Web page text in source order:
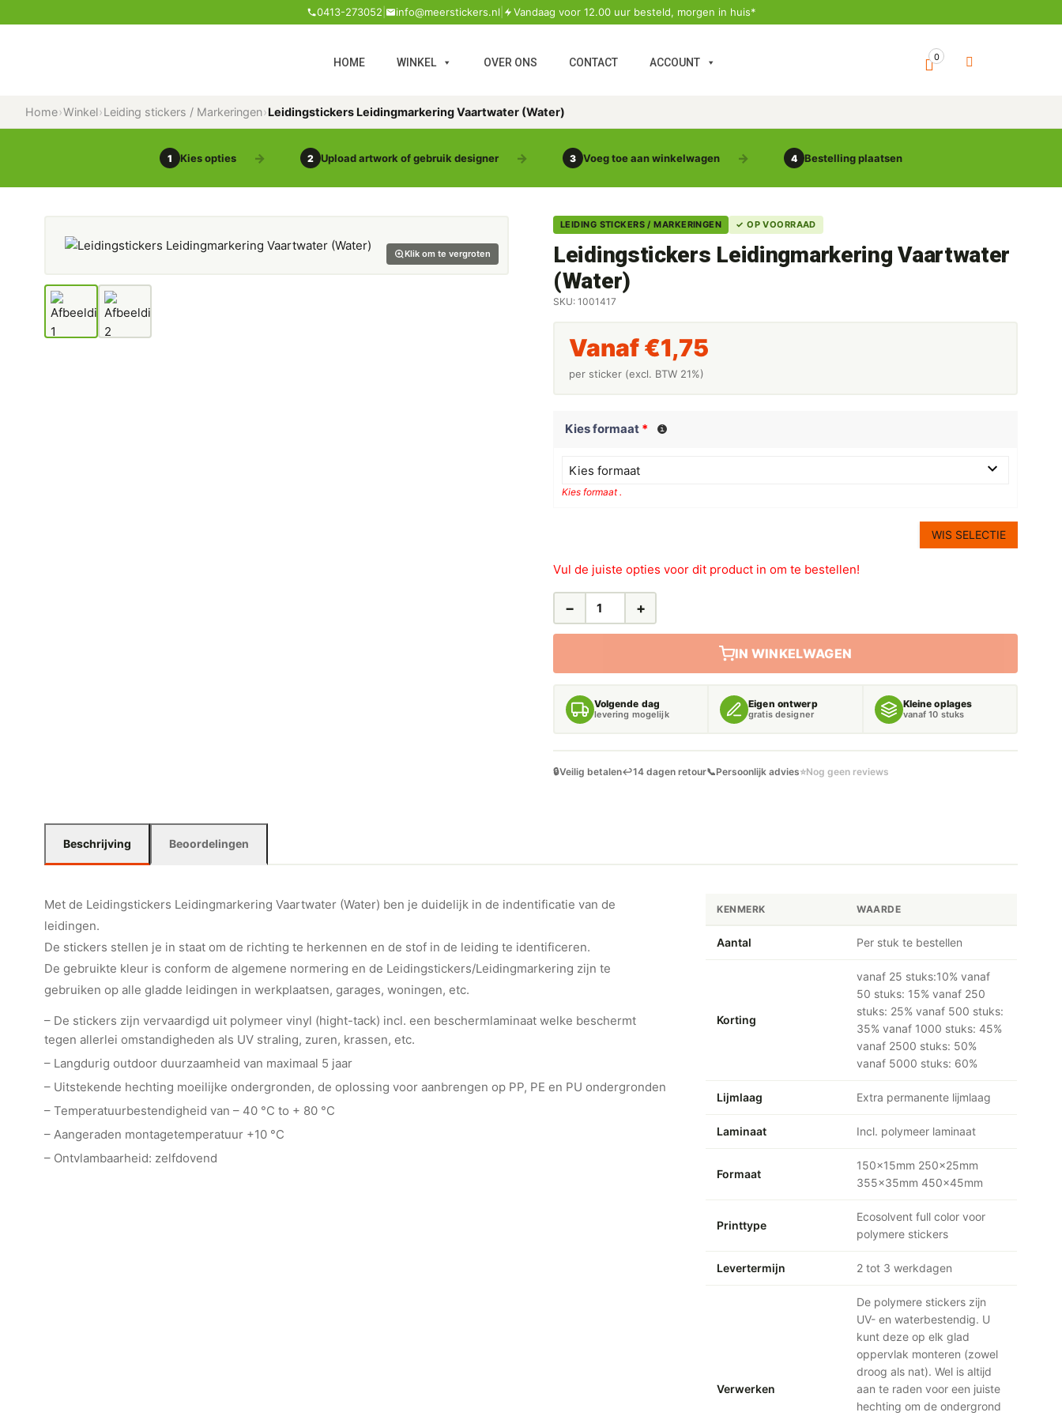
0413-273052 info@meerstickers.nl Vandaag voor 12.00 uur besteld, morgen in huis*
HOME WINKEL OVER ONS CONTACT ACCOUNT 0
Home›Winkel›Leiding stickers / Markeringen›Leidingstickers Leidingmarkering Vaartwater (Water)
1 Kies opties 2 Upload artwork of gebruik designer 3 Voeg toe aan winkelwagen 4 Bestelling plaatsen
Klik om te vergroten
LEIDING STICKERS / MARKERINGEN ✓ OP VOORRAAD
Leidingstickers Leidingmarkering Vaartwater
(Water)
SKU: 1001417
Vanaf €1,75
per sticker (excl. BTW 21%)
Kies formaat *
Kies formaat
Kies formaat .
WIS SELECTIE
Vul de juiste opties voor dit product in om te bestellen!
LEIDINGSTICKERS
− +
IN WINKELWAGEN
Volgende dag
levering mogelijk
Eigen ontwerp
gratis designer
Kleine oplages
vanaf 10 stuks
🔒Veilig betalen↩️14 dagen retour📞Persoonlijk advies⭐Nog geen reviews
Beschrijving Beoordelingen
Met de Leidingstickers Leidingmarkering Vaartwater (Water) ben je duidelijk in de indentificatie van de
leidingen.
De stickers stellen je in staat om de richting te herkennen en de stof in de leiding te identificeren.
De gebruikte kleur is conform de algemene normering en de Leidingstickers/Leidingmarkering zijn te
gebruiken op alle gladde leidingen in werkplaatsen, garages, woningen, etc.
– De stickers zijn vervaardigd uit polymeer vinyl (hight-tack) incl. een beschermlaminaat welke beschermt
tegen allerlei omstandigheden als UV straling, zuren, krassen, etc.
– Langdurig outdoor duurzaamheid van maximaal 5 jaar
– Uitstekende hechting moeilijke ondergronden, de oplossing voor aanbrengen op PP, PE en PU ondergronden
– Temperatuurbestendigheid van – 40 °C to + 80 °C
– Aangeraden montagetemperatuur +10 °C
– Ontvlambaarheid: zelfdovend
KENMERK WAARDE
Aantal Per stuk te bestellen
Korting
vanaf 25 stuks:10% vanaf
50 stuks: 15% vanaf 250
stuks: 25% vanaf 500 stuks:
35% vanaf 1000 stuks: 45%
vanaf 2500 stuks: 50%
vanaf 5000 stuks: 60%
Lijmlaag Extra permanente lijmlaag
Laminaat Incl. polymeer laminaat
Formaat
150x15mm 250x25mm
355x35mm 450x45mm
Printtype
Ecosolvent full color voor
polymere stickers
Levertermijn 2 tot 3 werkdagen
Verwerken
De polymere stickers zijn
UV- en waterbestendig. U
kunt deze op elk glad
oppervlak monteren (zowel
droog als nat). Wel is altijd
aan te raden voor een juiste
hechting om de ondergrond